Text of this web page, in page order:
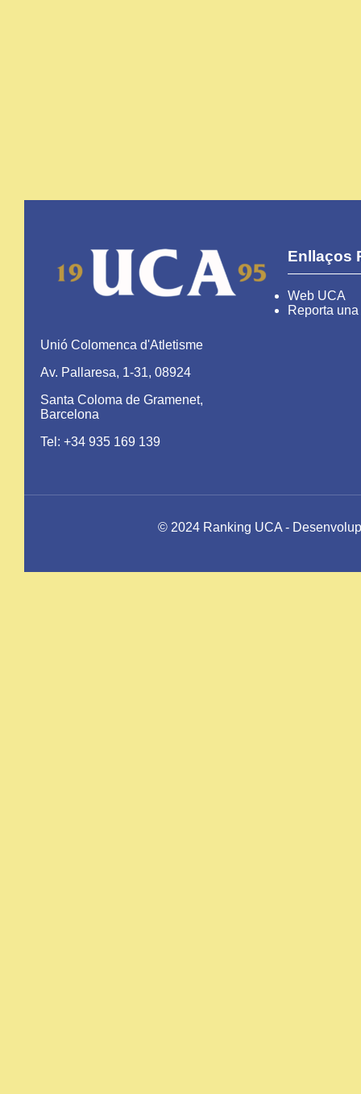
Unió Colomenca d'Atletisme
Av. Pallaresa, 1-31, 08924
Santa Coloma de Gramenet,
Barcelona
Tel: +34 935 169 139
Enllaços
Web UCA
Reporta
© 2024 Ranking UCA -